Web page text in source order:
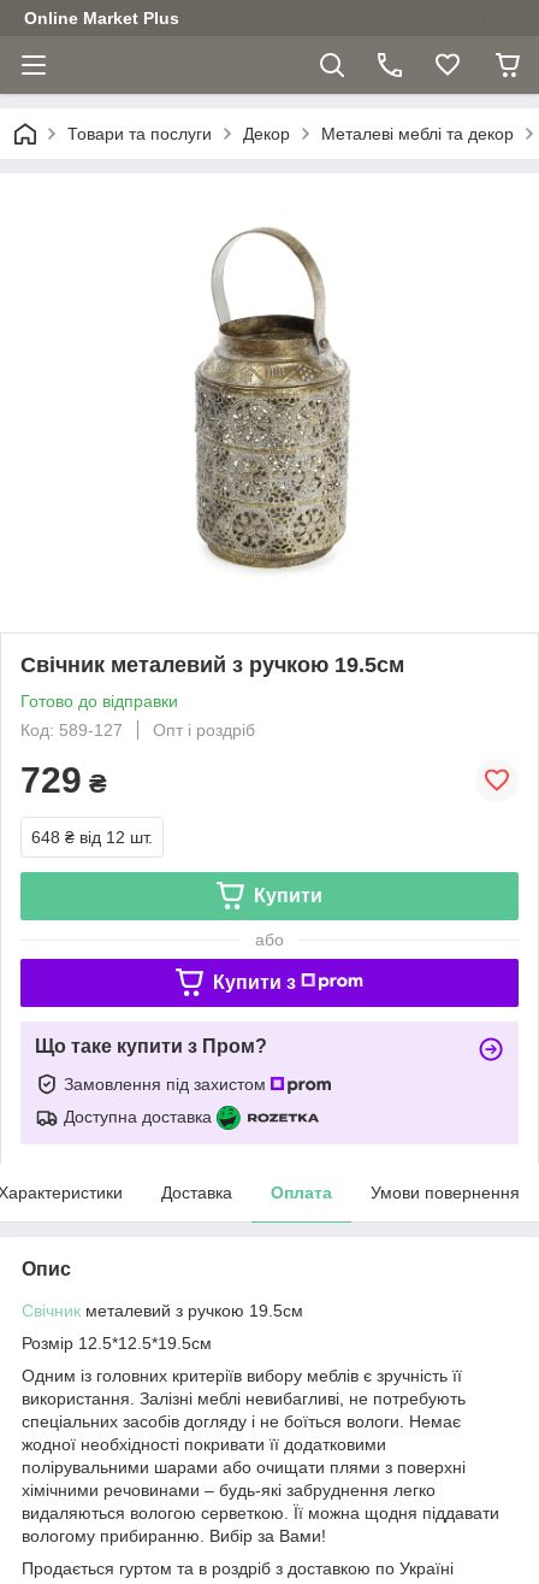
Online Market Plus
Товари та послуги Декор Металеві меблі та декор
Свічник металевий з ручкою 19.5см
Готово до відправки
Код: 589-127
Опт і роздріб
729 ₴
648 ₴ від 12 шт.
Купити
або
Купити з
Що таке купити з Пром?
Замовлення під захистом
Доступна доставка
Доставка Оплата Умови повернення
Опис
Свічник металевий з ручкою 19.5см
Розмір 12.5*12.5*19.5см
Одним із головних критеріїв вибору меблів є зручність її
використання. Залізні меблі невибагливі, не потребують
спеціальних засобів догляду і не боїться вологи. Немає
жодної необхідності покривати її додатковими
полірувальними шарами або очищати плями з поверхні
хімічними речовинами – будь-які забруднення легко
видаляються вологою серветкою. Її можна щодня піддавати
вологому прибиранню. Вибір за Вами!
Продається гуртом та в роздріб з доставкою по Україні